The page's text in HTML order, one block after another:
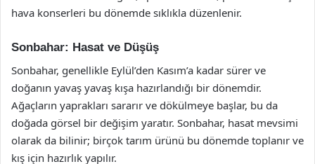
hava konserleri bu dönemde sıklıkla düzenlenir.
Sonbahar: Hasat ve Düşüş
Sonbahar, genellikle Eylül’den Kasım’a kadar sürer ve
doğanın yavaş yavaş kışa hazırlandığı bir dönemdir.
Ağaçların yaprakları sararır ve dökülmeye başlar, bu da
doğada görsel bir değişim yaratır. Sonbahar, hasat mevsimi
olarak da bilinir; birçok tarım ürünü bu dönemde toplanır ve
kış için hazırlık yapılır.